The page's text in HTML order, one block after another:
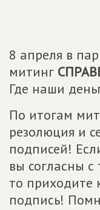
8 апреля в
митинг
Где наши
По итогам
резолюция и
подписей!
вы согласны
то приходите
подпись!